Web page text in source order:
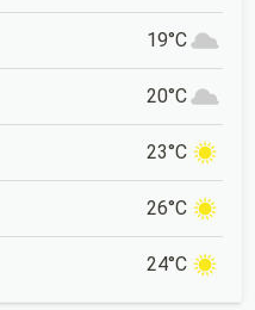
19°C
20°C
23°C
26°C
24°C